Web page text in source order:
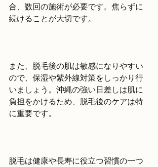
合、数回の施術が必要です。焦らずに
続けることが大切です。
また、脱毛後の肌は敏感になりやすい
ので、保湿や紫外線対策をしっかり行
いましょう。沖縄の強い日差しは肌に
負担をかけるため、脱毛後のケアは特
に重要です。
脱毛は健康や長寿に役立つ習慣の一つ